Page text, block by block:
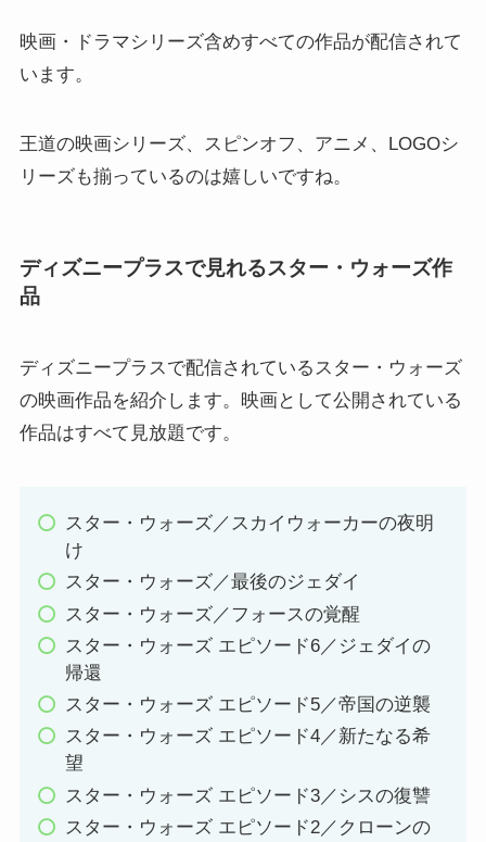
映画・ドラマシリーズ含めすべての作品が配信されて
います。
王道の映画シリーズ、スピンオフ、アニメ、LOGOシ
リーズも揃っているのは嬉しいですね。
ディズニープラスで見れるスター・ウォーズ作
品
ディズニープラスで配信されているスター・ウォーズ
の映画作品を紹介します。映画として公開されている
作品はすべて見放題です。
スター・ウォーズ／スカイウォーカーの夜明
け
スター・ウォーズ／最後のジェダイ
スター・ウォーズ／フォースの覚醒
スター・ウォーズ エピソード6／ジェダイの
帰還
スター・ウォーズ エピソード5／帝国の逆襲
スター・ウォーズ エピソード4／新たなる希
望
スター・ウォーズ エピソード3／シスの復讐
スター・ウォーズ エピソード2／クローンの